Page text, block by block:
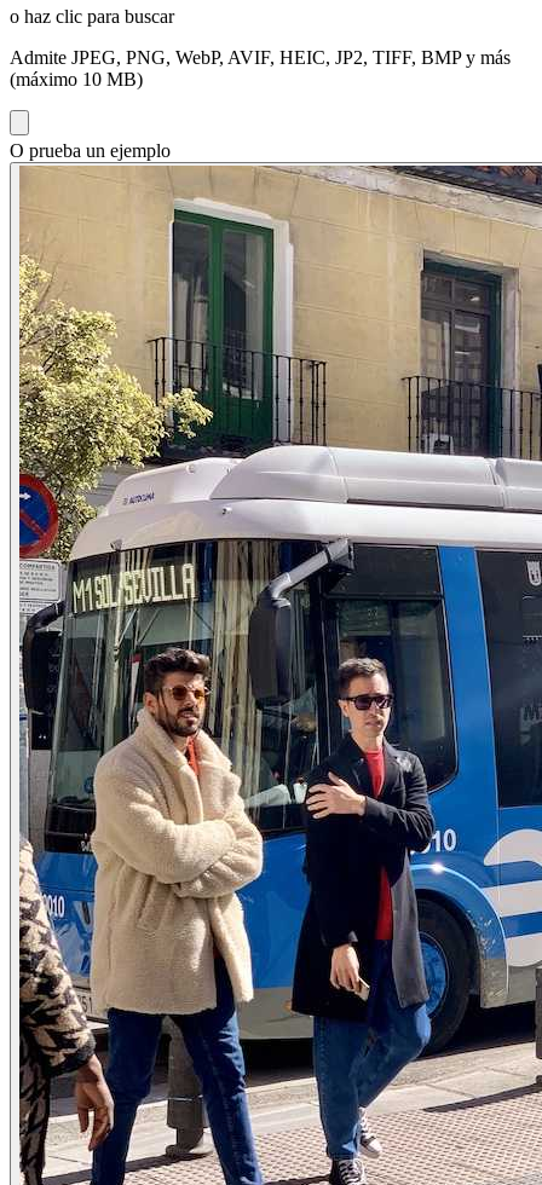
o haz clic para buscar
Admite JPEG, PNG, WebP, AVIF, HEIC, JP2, TIFF, BMP y más
(máximo 10 MB)
O prueba un ejemplo